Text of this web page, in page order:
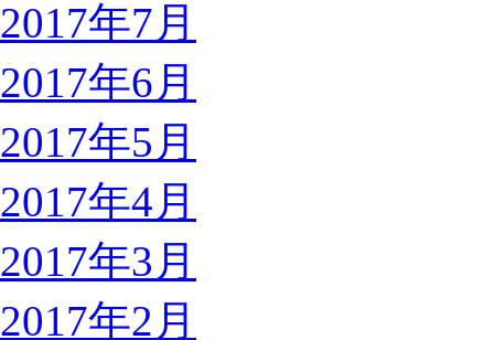
2017年7月
2017年6月
2017年5月
2017年4月
2017年3月
2017年2月